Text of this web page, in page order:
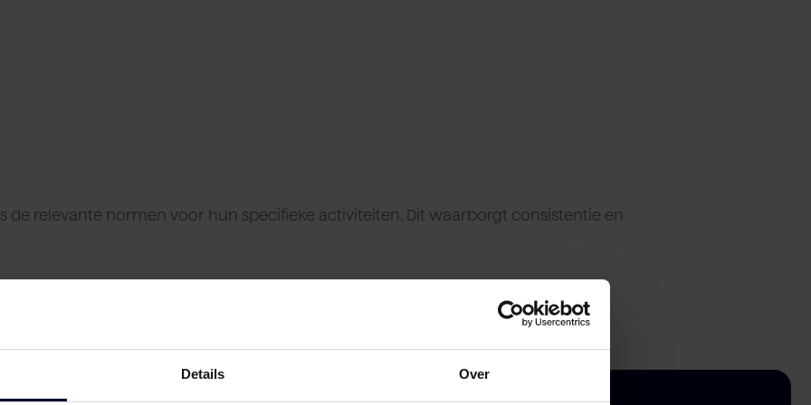
Details Over
de relevante normen voor hun specifieke activiteiten. Dit waarborgt consistentie en